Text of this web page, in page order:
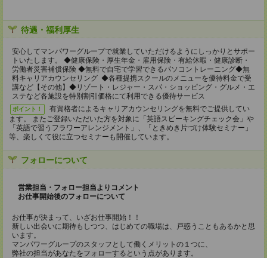
待遇・福利厚生
安心してマンパワーグループで就業していただけるようにしっかりとサポー
トいたします。 ◆健康保険・厚生年金・雇用保険・有給休暇・健康診断・
労働者災害補償保険 ◆無料で自宅で学習できるパソコントレーニング◆無
料キャリアカウンセリング ◆各種提携スクールのメニューを優待料金で受
講など【その他】◆リゾート・レジャー・スパ・ショッピング・グルメ・エ
ステなど各施設を特別割引価格にて利用できる優待サービス
ポイント！
有資格者によるキャリアカウンセリングを無料でご提供してい
ます。 またご登録いただいた方を対象に「英語スピーキングチェック会」や
「英語で習うフラワーアレンジメント」、「ときめき片づけ体験セミナー」
等、楽しくて役に立つセミナーも開催しています。
フォローについて
営業担当・フォロー担当よりコメント
お仕事開始後のフォローについて
お仕事が決まって、いざお仕事開始！！
新しい出会いに期待もしつつ、はじめての職場は、戸惑うこともあるかと思
います。
マンパワーグループのスタッフとして働くメリットの１つに、
弊社の担当があなたをフォローするという点があります。